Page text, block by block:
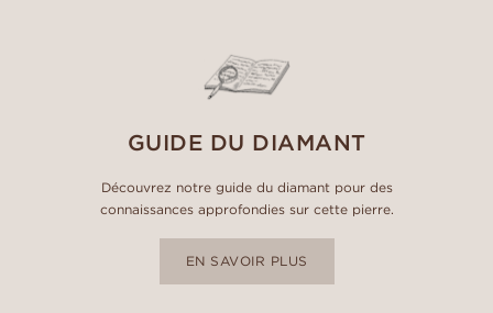
GUIDE DU DIAMANT
Découvrez notre guide du diamant pour des
connaissances approfondies sur cette pierre.
EN SAVOIR PLUS